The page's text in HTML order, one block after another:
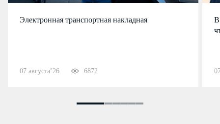
Электронная транспортная накладная
07 августа’26 6872
В